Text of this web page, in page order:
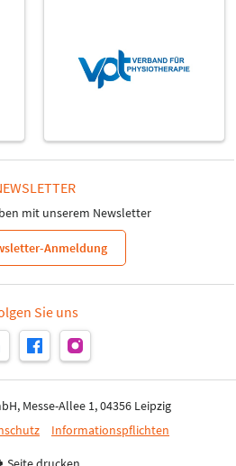
mit unserem Newsletter
Anmeldung
Sie uns
Messe-Allee 1, 04356 Leipzig
Informationspflichten